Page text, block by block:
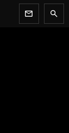
newsletter search